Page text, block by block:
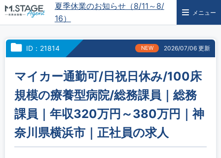
夏季休業のお知らせ（8/11～8/
16）
メニュー
ID：21814 NEW 2026/07/06 更新
マイカー通勤可/日祝日休み/100床
規模の療養型病院/総務課員｜総務
課員｜年収320万円～380万円｜神
奈川県横浜市｜正社員の求人